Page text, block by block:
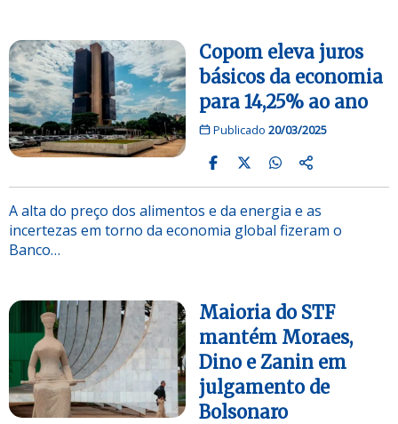
Copom eleva juros
básicos da economia
para 14,25% ao ano
Publicado 20/03/2025
A alta do preço dos alimentos e da energia e as
incertezas em torno da economia global fizeram o
Banco…
Maioria do STF
mantém Moraes,
Dino e Zanin em
julgamento de
Bolsonaro